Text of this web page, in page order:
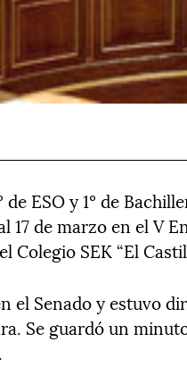
ESO y 1º de
17 de marzo en el V
Colegio SEK “El
el Senado y estuvo
Se guardó un